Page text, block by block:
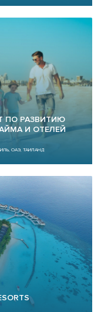
ПО РАЗВИТИЮ
И ОТЕЛЕЙ
ОАЭ, ТАИЛАНД